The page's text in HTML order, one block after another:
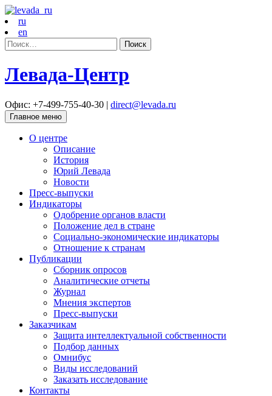
ru
en
Найти:
Левада-Центр
Офис: +7-499-755-40-30 | direct@levada.ru
Главное меню
О центре
Описание
История
Юрий Левада
Новости
Пресс-выпуски
Индикаторы
Одобрение органов власти
Положение дел в стране
Социально-экономические индикаторы
Отношение к странам
Публикации
Сборник опросов
Аналитические отчеты
Журнал
Мнения экспертов
Пресс-выпуски
Заказчикам
Защита интеллектуальной собственности
Подбор данных
Омнибус
Виды исследований
Заказать исследование
Контакты